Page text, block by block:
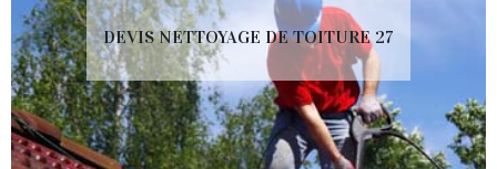
DEVIS NETTOYAGE DE TOITURE 27